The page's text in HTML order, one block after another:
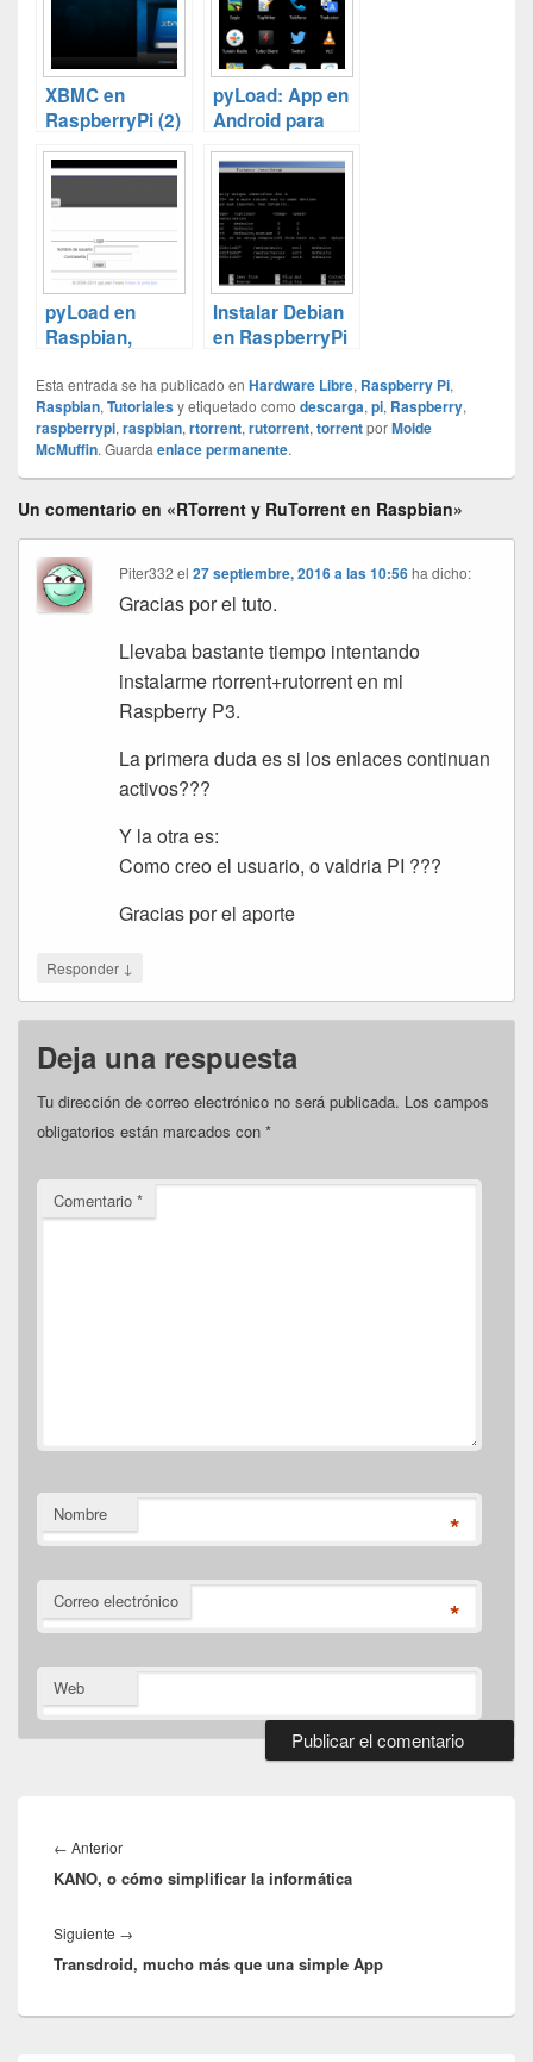
XBMC en
RaspberryPi (2)
– Instalamos
add-ons…
pyLoad: App en
Android para
controlar tus
descargas
pyLoad en
Raspbian,
directa en tu
RaspberryPi
Instalar Debian
en RaspberryPi
Transmission
(2)
Esta entrada se ha publicado en Hardware Libre, Raspberry Pi,
Raspbian, Tutorialesy etiquetado como descarga, pi, Raspberry,
raspberrypi, raspbian, rtorrent, rutorrent, torrentporMoide
McMuffin. Guarda enlace permanente.
Un comentario en «RTorrent y RuTorrent en Raspbian»
Piter332 el27 septiembre, 2016 a las 10:56 ha dicho:
Gracias por el tuto.
Llevaba bastante tiempo intentando
instalarme rtorrent+rutorrent en mi
Raspberry P3.
La primera duda es si los enlaces continuan
activos???
Y la otra es:
Como creo el usuario, o valdria PI ???
Gracias por el aporte
Responder ↓
Deja una respuesta
Tu dirección de correo electrónico no será publicada. Los campos
obligatorios están marcados con *
Comentario *
Nombre *
Correo electrónico *
Web
de
entradas
← AnteriorEntrada
anterior:
KANO, o cómo simplificar la informática
Siguiente →
siguiente:
Transdroid, mucho más que una simple App